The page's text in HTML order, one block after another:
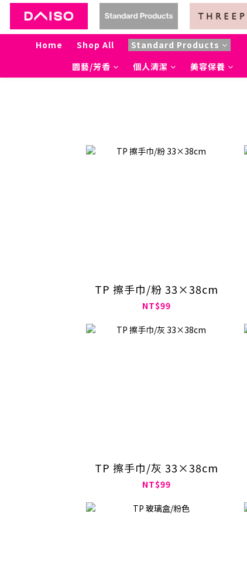
Home Shop All Standard Products
園藝/芳香
個人清潔 美容保養
TP 擦手巾/粉 33×38cm
NT$99
TP 擦手巾/灰 33×38cm
NT$99